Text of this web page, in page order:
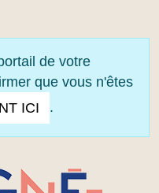
de votre
que vous n'êtes
ICI .